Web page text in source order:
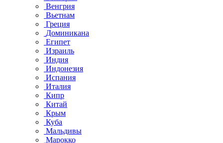
Венгрия
Вьетнам
Греция
Доминикана
Египет
Израиль
Индия
Индонезия
Испания
Италия
Кипр
Китай
Крым
Куба
Мальдивы
Марокко